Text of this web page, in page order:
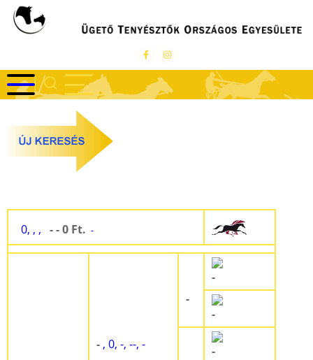
Ugrás
0, , , - - 0 Ft. -
- , 0, -, --, -
-
-
-
-